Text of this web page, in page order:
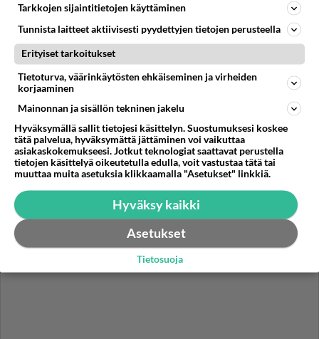
1/j...
04.07.2018 07:00
ARTISTIT
Mistä Pornografiaa kertoo?
Voisiko joku valaista mistä Pornografiaa kertoo??...
26.05.2016 09:15 5 1223
Tarkkojen sijaintitietojen käyttäminen
Tunnista laitteet aktiivisesti pyydettyjen tietojen perusteella
Erityiset tarkoitukset
Tietoturva, väärinkäytösten ehkäiseminen ja virheiden
korjaaminen
Mainonnan ja sisällön tekninen jakelu
Hyväksymällä sallit tietojesi käsittelyn. Suostumuksesi koskee
tätä palvelua, hyväksymättä jättäminen voi vaikuttaa
asiakaskokemukseesi. Jotkut teknologiat saattavat perustella
tietojen käsittelyä oikeutetulla edulla, voit vastustaa tätä tai
muuttaa muita asetuksia klikkaamalla "Asetukset" linkkiä.
Hyväksy kaikki
Asetukset
Tietosuoja